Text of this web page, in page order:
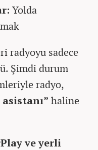
Yolda
radyoyu sadece
Şimdi durum
radyo,
asistanı” haline
ve yerli